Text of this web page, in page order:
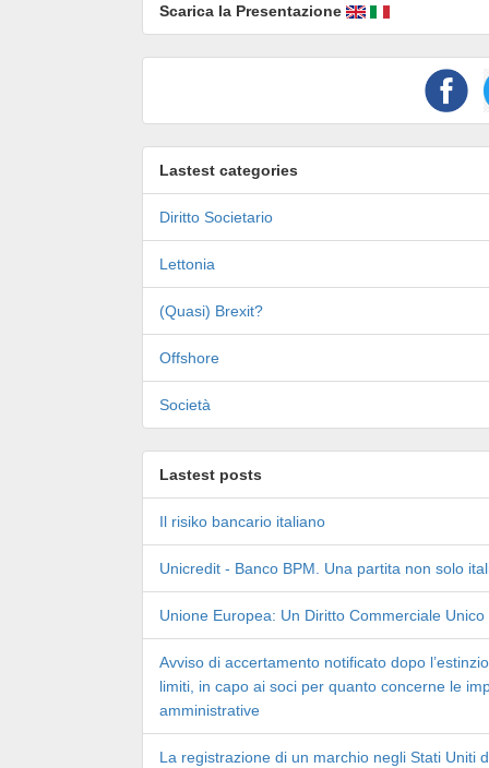
Scarica la Presentazione
Lastest categories
Diritto Societario
Lettonia
(Quasi) Brexit?
Offshore
Società
Lastest posts
Il risiko bancario italiano
Unicredit - Banco BPM. Una partita non solo
Unione Europea: Un Diritto Commerciale Unico
Avviso di accertamento notificato dopo
limiti, in capo ai soci per quanto concerne le
amministrative
La registrazione di un marchio negli Stati Uniti